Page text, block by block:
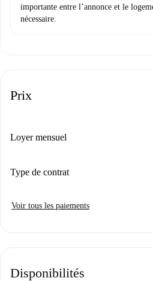
importante entre l’annonce et le
nécessaire.
Prix
Loyer mensuel
Type de contrat
Voir tous les paiements
Disponibilités